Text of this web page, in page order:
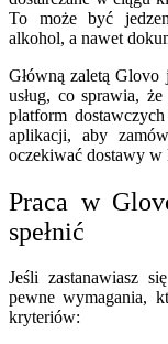
To może być
alkohol, a nawet
Główną zaletą
usług, co sprawia,
platform
aplikacji, aby
oczekiwać dostawy w
Praca w
spełnić
Jeśli zastanawiasz
pewne wymagania,
kryteriów: